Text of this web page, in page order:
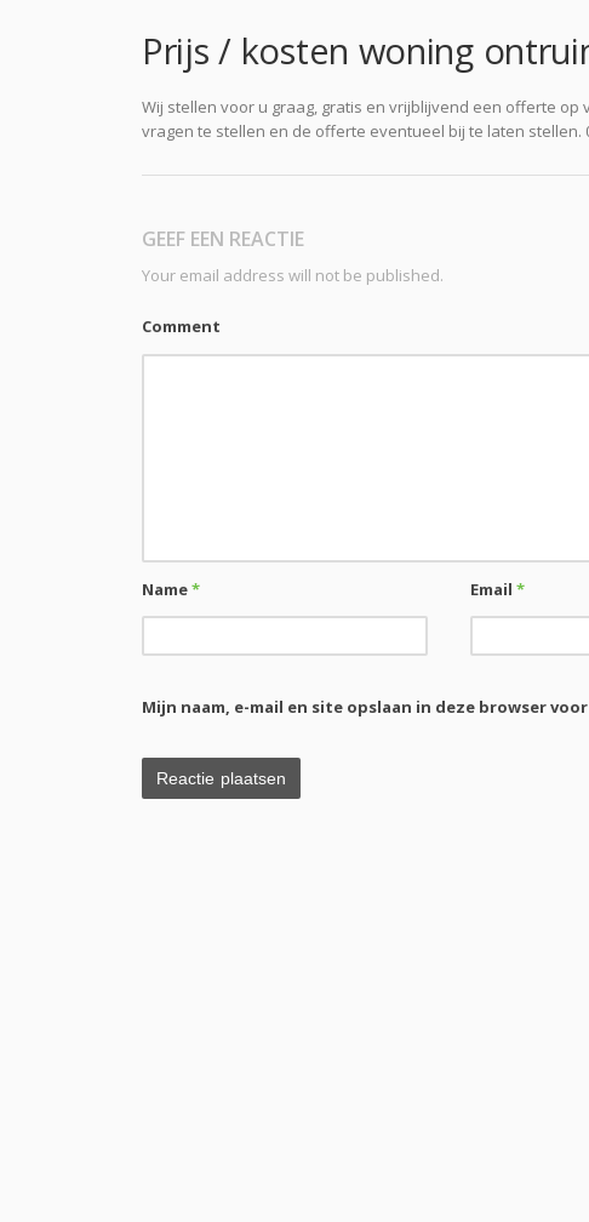
Prijs / kosten woning
Wij stellen voor u graag, gratis en vrijblijvend een offerte
vragen te stellen en de offerte eventueel bij te laten stellen.
GEEF EEN REACTIE
Your email address will not be published.
Comment
Name* Email*
Mijn naam, e-mail en site opslaan in deze browser